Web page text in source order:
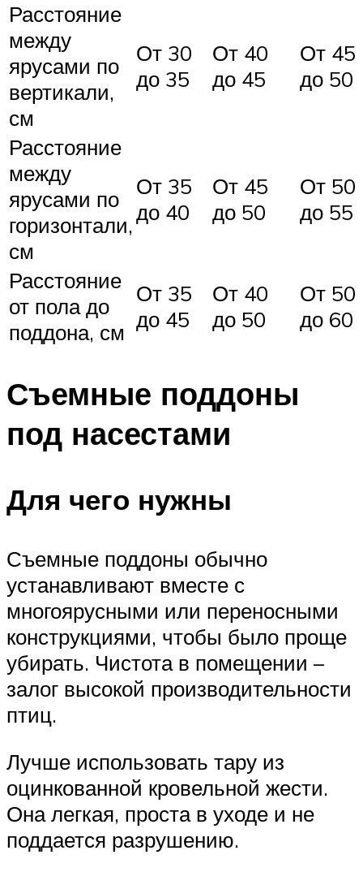
Расстояние
между
ярусами по
вертикали,
см
От 30
до 35
От 40
до 45
От 45
до 50
Расстояние
между
ярусами по
горизонтали,
см
От 35
до 40
От 45
до 50
От 50
до 55
Расстояние
от пола до
поддона, см
От 35
до 45
От 40
до 50
От 50
до 60
Съемные поддоны
под насестами
Для чего нужны
Съемные поддоны обычно
устанавливают вместе с
многоярусными или переносными
конструкциями, чтобы было проще
убирать. Чистота в помещении –
залог высокой производительности
птиц.
Лучше использовать тару из
оцинкованной кровельной жести.
Она легкая, проста в уходе и не
поддается разрушению.